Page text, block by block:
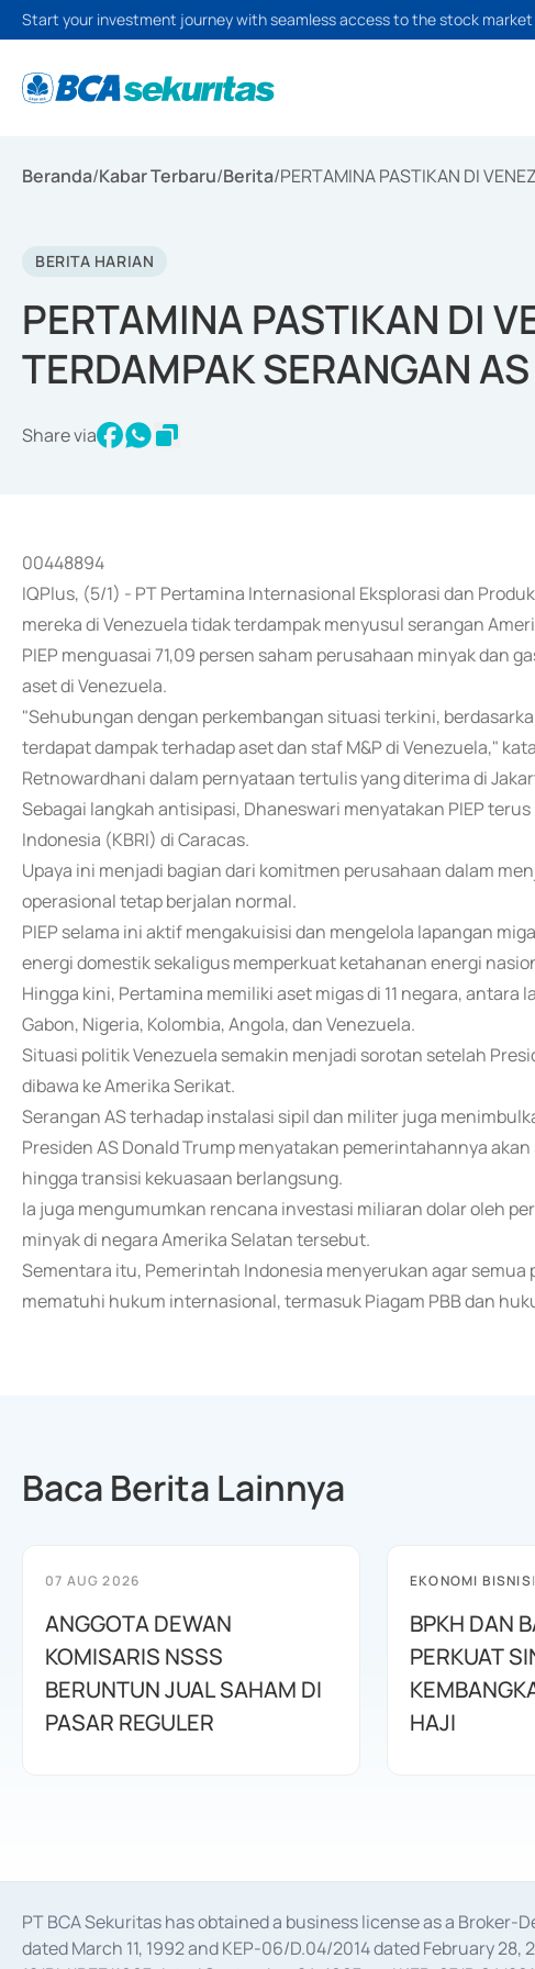
Start your investment journey with seamless access to the stock market
Beranda/Kabar Terbaru/Berita/PERTAMINA PASTIKAN DI
BERITA HARIAN
PERTAMINA PASTIKAN DI
TERDAMPAK SERANGAN AS
Share via
00448894
IQPlus, (5/1) - PT Pertamina Internasional Eksplorasi dan
mereka di Venezuela tidak terdampak menyusul serangan
PIEP menguasai 71,09 persen saham perusahaan minyak dan
aset di Venezuela.
"Sehubungan dengan perkembangan situasi terkini,
terdapat dampak terhadap aset dan staf M&P di Venezuela,"
Retnowardhani dalam pernyataan tertulis yang diterima di
Sebagai langkah antisipasi, Dhaneswari menyatakan PIEP
Indonesia (KBRI) di Caracas.
Upaya ini menjadi bagian dari komitmen perusahaan dalam
operasional tetap berjalan normal.
PIEP selama ini aktif mengakuisisi dan mengelola lapangan
energi domestik sekaligus memperkuat ketahanan energi
Hingga kini, Pertamina memiliki aset migas di 11 negara, antara
Gabon, Nigeria, Kolombia, Angola, dan Venezuela.
Situasi politik Venezuela semakin menjadi sorotan setelah
dibawa ke Amerika Serikat.
Serangan AS terhadap instalasi sipil dan militer juga
Presiden AS Donald Trump menyatakan pemerintahannya
hingga transisi kekuasaan berlangsung.
Ia juga mengumumkan rencana investasi miliaran dolar oleh
minyak di negara Amerika Selatan tersebut.
Sementara itu, Pemerintah Indonesia menyerukan agar
mematuhi hukum internasional, termasuk Piagam PBB dan
Baca Berita Lainnya
07 AUG 2026
ANGGOTA DEWAN
KOMISARIS NSSS
BERUNTUN JUAL SAHAM DI
PASAR REGULER
EKONOMI BISNIS|
BPKH DAN
PERKUAT
HAJI
PT BCA Sekuritas has obtained a business license as a
dated March 11, 1992 and KEP-06/D.04/2014 dated February